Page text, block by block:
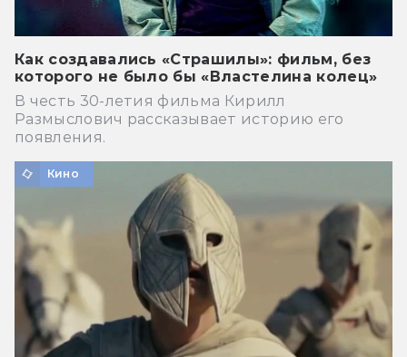
Как создавались «Страшилы»: фильм, без
которого не было бы «Властелина колец»
В честь 30-летия фильма Кирилл
Размыслович рассказывает историю его
появления.
Кино